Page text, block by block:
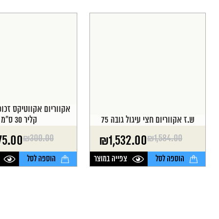
ש.ז אקווריום חצי עיגול גובה 75
₪1,584.00
המחיר
המקורי
היה:
₪1,532.00
המחיר
הנוכחי
הוא:
הוספה לסל צפייה במוצר
אקווריום אקווטיקס
קליר 30 ס"מ
₪300.00
המחיר
המקורי
היה:
המחיר
הנוכחי
הוא:
הוספה לסל